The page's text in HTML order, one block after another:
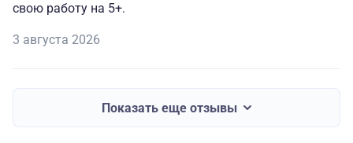
свою работу на 5+.
3 августа 2026
Показать еще отзывы